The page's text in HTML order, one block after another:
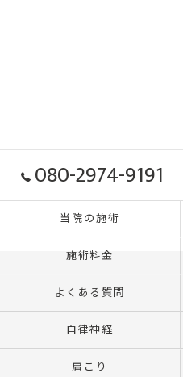
080-2974-9191
当院の施術
施術料金
よくある質問
自律神経
肩こり